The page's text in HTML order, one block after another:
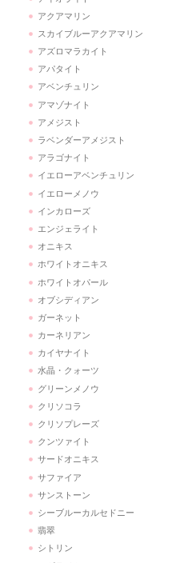
アクアマリン
スカイブルーアクアマリン
アズロマラカイト
アパタイト
アベンチュリン
アマゾナイト
アメジスト
ラベンダーアメジスト
アラゴナイト
イエローアベンチュリン
イエローメノウ
インカローズ
エンジェライト
オニキス
ホワイトオニキス
ホワイトオパール
オブシディアン
ガーネット
カーネリアン
カイヤナイト
水晶・クォーツ
グリーンメノウ
クリソコラ
クリソプレーズ
クンツァイト
サードオニキス
サファイア
サンストーン
シーブルーカルセドニー
翡翠
シトリン